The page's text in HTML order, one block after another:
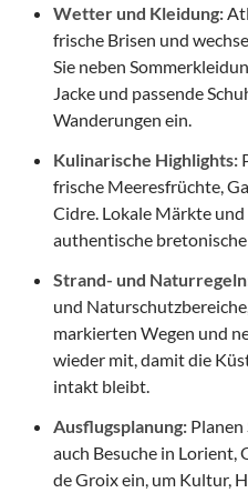
Wetter und Kleidung:
frische Brisen und
Sie neben
Jacke und passende
Wanderungen ein.
Kulinarische Highlights:
frische Meeresfrüchte,
Cidre. Lokale Märkte
authentische
Strand- und
und
markierten Wegen und
wieder mit, damit die
intakt bleibt.
Ausflugsplanung: Planen
auch Besuche in Lorient,
de Groix ein, um Kultur,